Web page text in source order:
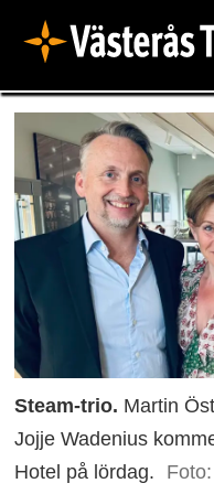
Steam-trio. Martin
Jojje Wadenius
Hotel på lördag.